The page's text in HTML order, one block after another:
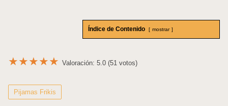
Índice de Contenido mostrar
★★★★★ Valoración: 5.0 (51 votos)
Pijamas Frikis